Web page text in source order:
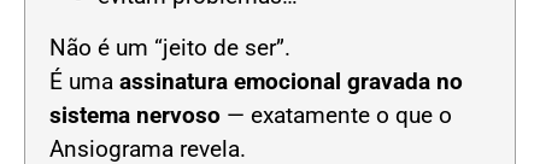
Não é um “jeito de ser”.
É uma assinatura emocional gravada no
sistema nervoso — exatamente o que o
Ansiograma revela.